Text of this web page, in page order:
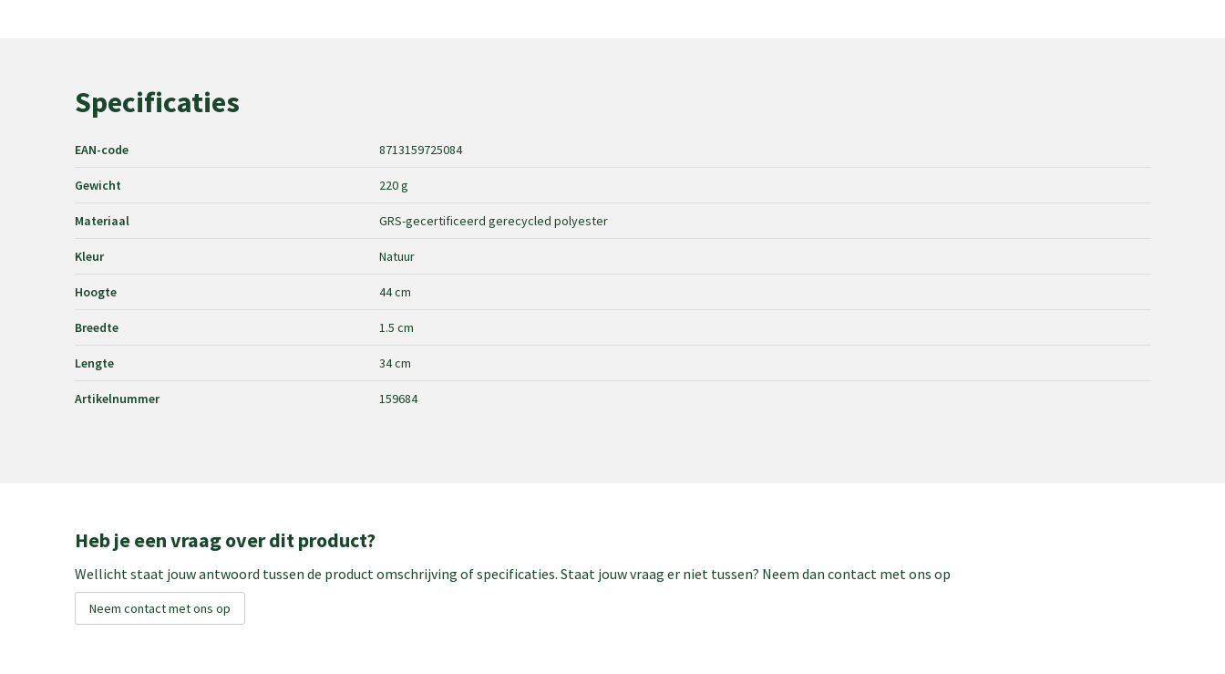
Specificaties
EAN-code 8713159725084
Gewicht 220 g
Materiaal GRS-gecertificeerd gerecycled polyester
Kleur Natuur
Hoogte 44 cm
Breedte 1.5 cm
Lengte 34 cm
Artikelnummer 159684
Heb je een vraag over dit product?
Wellicht staat jouw antwoord tussen de product omschrijving of specificaties. Staat jouw vraag er niet tussen? Neem dan contact met ons op
Neem contact met ons op